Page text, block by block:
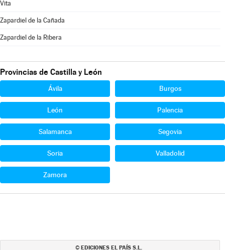
Vita
Zapardiel de la Cañada
Zapardiel de la Ribera
Provincias de Castilla y León
Ávila Burgos
León Palencia
Salamanca Segovia
Soria Valladolid
Zamora
© EDICIONES EL PAÍS S.L.